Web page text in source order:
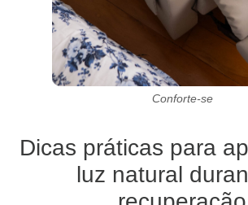
Conforte-se
Dicas práticas para
luz natural